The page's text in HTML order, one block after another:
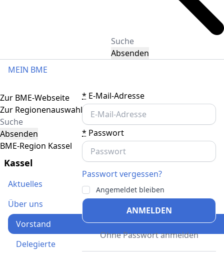
Absenden
MEIN BME
* E-Mail-Adresse
* Passwort
Passwort vergessen?
Angemeldet bleiben
ANMELDEN
Ohne Passwort anmelden
Toggle navigation
Zur BME-Webseite
Zur Regionenauswahl
Absenden
BME-Region Kassel
Kassel
Aktuelles
Über uns
Vorstand
Delegierte